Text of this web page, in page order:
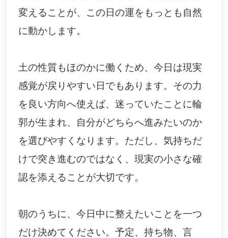
変えることが、この日の運をもっとも自然
に動かします。
土の性質もほのかに働くため、今日は現実
感覚が戻りやすい日でもあります。その力
を良い方向へ使えば、迷っていたことに輪
郭が生まれ、自分がどちらへ進みたいのか
を選びやすくなります。ただし、気持ちだ
けで突き進むのではなく、現実の小さな確
認を添えることが大切です。
朝のうちに、今日中に整えたいことを一つ
だけ決めてください。予定、持ち物、言